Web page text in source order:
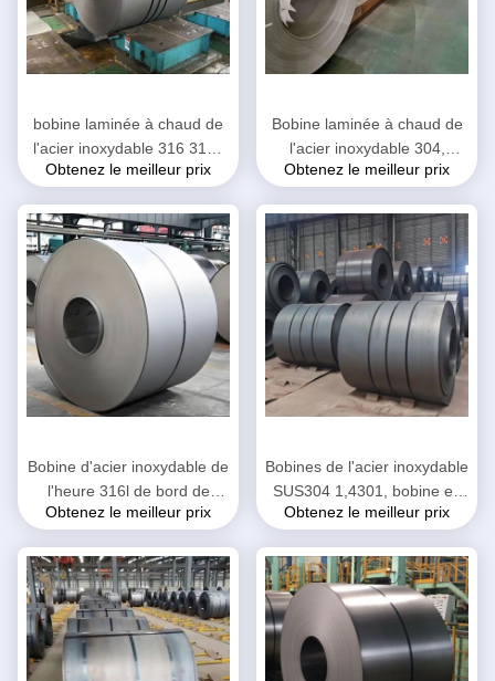
bobine laminée à chaud de
l'acier inoxydable 316 316L
finition de l'épaisseur NO.1
Obtenez le meilleur prix
Bobine laminée à chaud de
l'acier inoxydable 304,
bobine d'acier inoxydable du
Obtenez le meilleur prix
Bobine d'acier inoxydable de
l'heure 316l de bord de
moulin finition de la largeur
Obtenez le meilleur prix
Bobines de l'acier inoxydable
SUS304 1,4301, bobine en
acier roulée épaisse de 2,68
Obtenez le meilleur prix